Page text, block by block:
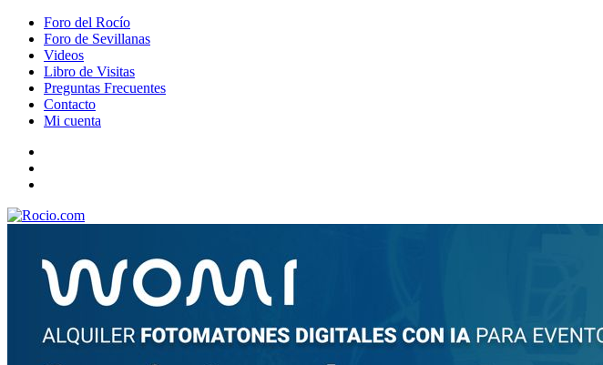
Foro del Rocío
Foro de Sevillanas
Videos
Libro de Visitas
Preguntas Frecuentes
Contacto
Mi cuenta